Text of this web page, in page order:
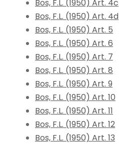
Bos, F.L. (1950) Art. 4c
Bos, F.L. (1950) Art. 4d
Bos, F.L. (1950) Art. 5
Bos, F.L. (1950) Art. 6
Bos, F.L. (1950) Art. 7
Bos, F.L. (1950) Art. 8
Bos, F.L. (1950) Art. 9
Bos, F.L. (1950) Art. 10
Bos, F.L. (1950) Art. 11
Bos, F.L. (1950) Art. 12
Bos, F.L. (1950) Art. 13